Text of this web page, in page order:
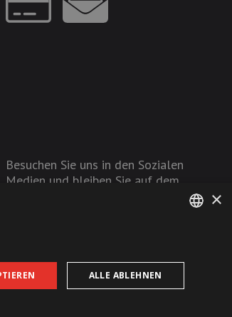
Besuchen Sie uns in den Sozialen
Medien und bleiben Sie auf dem
FRENCH
×
ALLE ABLEHNEN